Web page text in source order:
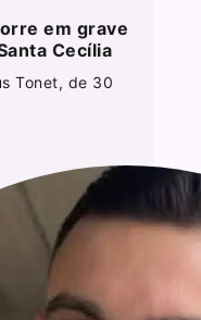
em grave
Cecília
Tonet, de 30